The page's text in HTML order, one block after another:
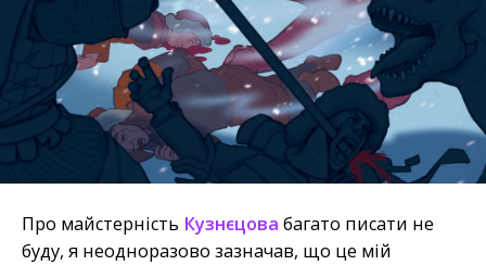
Про майстерність Кузнєцова багато писати не
буду, я неодноразово зазначав, що це мій